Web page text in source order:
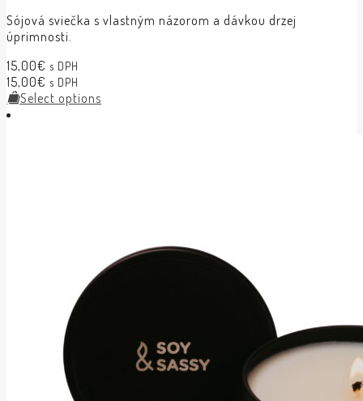
Sójová sviečka s vlastným názorom a dávkou drzej
úprimnosti.
15,00€ s DPH
15,00€ s DPH
Select options